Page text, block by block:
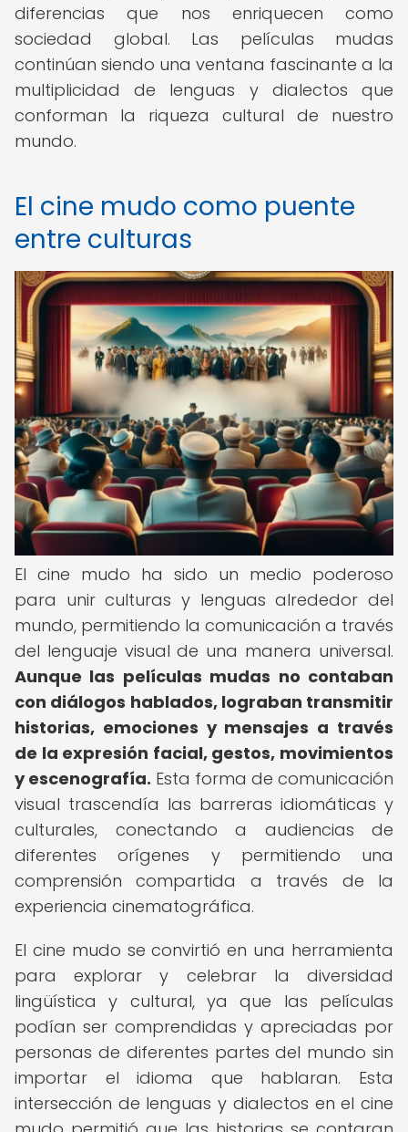
diferencias que nos enriquecen como
sociedad global. Las películas mudas
continúan siendo una ventana fascinante a la
multiplicidad de lenguas y dialectos que
conforman la riqueza cultural de nuestro
mundo.
El cine mudo como puente
entre culturas
El cine mudo ha sido un medio poderoso
para unir culturas y lenguas alrededor del
mundo, permitiendo la comunicación a través
del lenguaje visual de una manera universal.
Aunque las películas mudas no contaban
con diálogos hablados, lograban transmitir
historias, emociones y mensajes a través
de la expresión facial, gestos, movimientos
y escenografía. Esta forma de comunicación
visual trascendía las barreras idiomáticas y
culturales, conectando a audiencias de
diferentes orígenes y permitiendo una
comprensión compartida a través de la
experiencia cinematográfica.
El cine mudo se convirtió en una herramienta
para explorar y celebrar la diversidad
lingüística y cultural, ya que las películas
podían ser comprendidas y apreciadas por
personas de diferentes partes del mundo sin
importar el idioma que hablaran. Esta
intersección de lenguas y dialectos en el cine